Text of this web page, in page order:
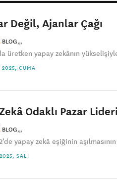
Değil, Ajanlar Çağı
BLOG
üretken yapay zekânın
2025, CUMA
Odaklı Pazar
BLOG
yapay zekâ eşiğinin
SALI